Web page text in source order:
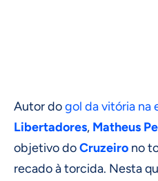
Autor dogol da vitória na
Libertadores, Matheus
objetivo doCruzeiro no
recado à torcida. Nesta